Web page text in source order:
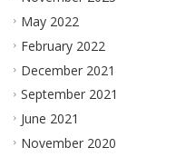
May 2022
February 2022
December 2021
September 2021
June 2021
November 2020